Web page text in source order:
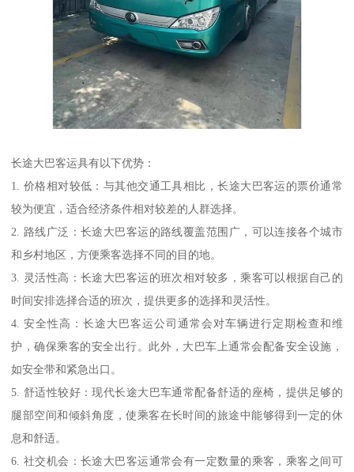
长途大巴客运具有以下优势：
1. 价格相对较低：与其他交通工具相比，长途大巴客运的票价通常
较为便宜，适合经济条件相对较差的人群选择。
2. 路线广泛：长途大巴客运的路线覆盖范围广，可以连接各个城市
和乡村地区，方便乘客选择不同的目的地。
3. 灵活性高：长途大巴客运的班次相对较多，乘客可以根据自己的
时间安排选择合适的班次，提供更多的选择和灵活性。
4. 安全性高：长途大巴客运公司通常会对车辆进行定期检查和维
护，确保乘客的安全出行。此外，大巴车上通常会配备安全设施，
如安全带和紧急出口。
5. 舒适性较好：现代长途大巴车通常配备舒适的座椅，提供足够的
腿部空间和倾斜角度，使乘客在长时间的旅途中能够得到一定的休
息和舒适。
6. 社交机会：长途大巴客运通常会有一定数量的乘客，乘客之间可